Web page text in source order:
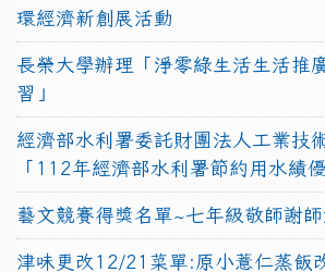
環經濟新創展活動
長榮大學辦理「淨零綠生活生活推
習」
經濟部水利署委託財團法人工業技
「112年經濟部水利署節約用水績
藝文競賽得獎名單~七年級敬師謝
津味更改12/21菜單:原小薏仁蒸飯